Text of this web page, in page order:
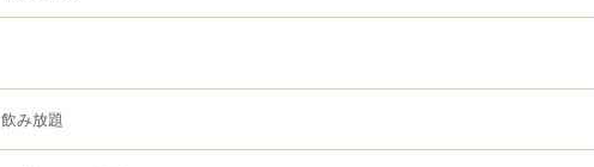
飲み放題